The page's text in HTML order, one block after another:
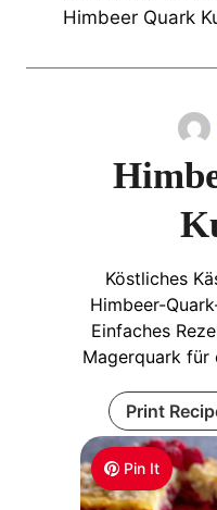
Himbeer Quark
Pin It
Köstliches
Himbeer-
Einfaches
Magerquark für
Print